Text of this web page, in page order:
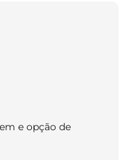
e opção de